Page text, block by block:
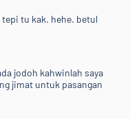
tu kak. hehe. betul
jodoh kahwinlah saya
jimat untuk pasangan